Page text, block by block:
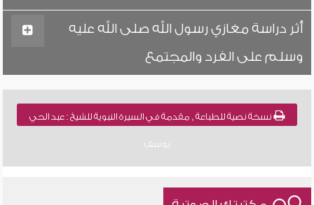
أثر دراسة مغازي رسول الله صلى الله عليه
وسلم على الفرد والمجتمع
نسخة نصية للطباعة , مقدمة في السيرة النبوية للشيخ : عبد الحي
يوسف